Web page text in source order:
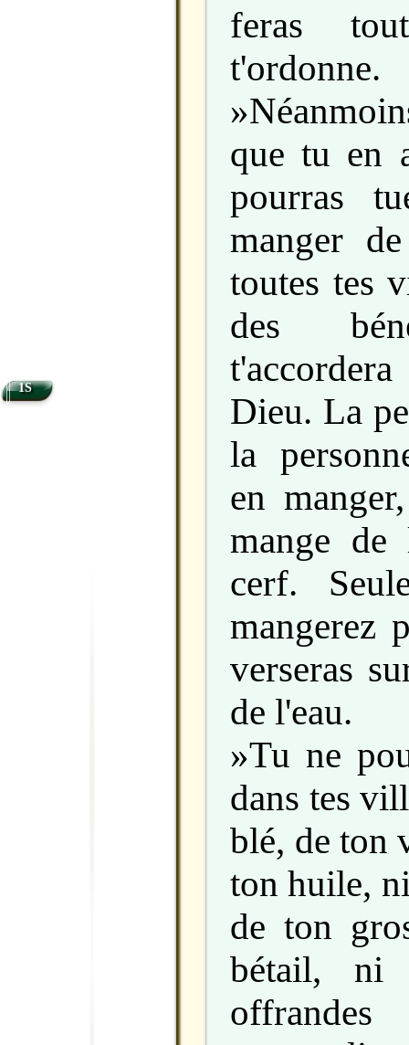
feras
t'ordonne.
que tu en
pourras
manger
toutes tes
des
Dieu. La
la
en
mange
cerf.
mangerez
verseras
de l'eau.
»Tu ne
dans tes
blé, de ton
ton huile,
de ton
bétail, ni
1S